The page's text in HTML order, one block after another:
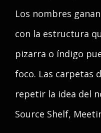
Los nombres
con la estructura
pizarra o índigo
foco. Las carpetas
repetir la idea del
Source Shelf,